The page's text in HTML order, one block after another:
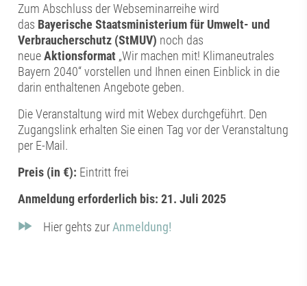
Zum Abschluss der Webseminarreihe wird
das Bayerische Staatsministerium für Umwelt- und
Verbraucherschutz (StMUV) noch das
neueAktionsformat „Wir machen mit! Klimaneutrales
Bayern 2040“ vorstellen und Ihnen einen Einblick in die
darin enthaltenen Angebote geben.
Die Veranstaltung wird mit Webex durchgeführt. Den
Zugangslink erhalten Sie einen Tag vor der Veranstaltung
per E-Mail.
Preis (in €): Eintritt frei
Anmeldung erforderlich bis: 21. Juli 2025
Hier gehts zur Anmeldung!